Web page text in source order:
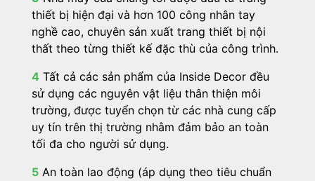
thiết bị hiện đại và hơn 100 công nhân tay
nghề cao, chuyên sản xuất trang thiết bị nội
thất theo từng thiết kế đặc thù của công trình.
4 Tất cả các sản phẩm của Inside Decor đều
sử dụng các nguyên vật liệu thân thiện môi
trường, được tuyển chọn từ các nhà cung cấp
uy tín trên thị trường nhằm đảm bảo an toàn
tối đa cho người sử dụng.
5 An toàn lao động (áp dụng theo tiêu chuẩn